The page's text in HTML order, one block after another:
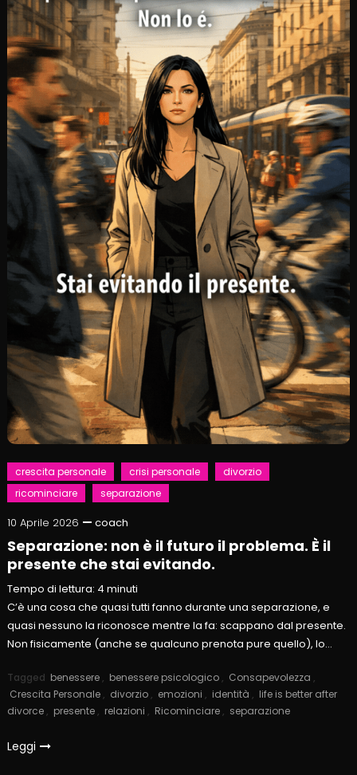
crescita personale crisi personale
divorzio
ricominciare
separazione
10 Aprile 2026 coach
Separazione: non è il futuro il problema. È il
presente che stai evitando.
Tempo di lettura: 4 minuti
C’è una cosa che quasi tutti fanno durante una separazione, e
quasi nessuno la riconosce mentre la fa: scappano dal presente.
Non fisicamente (anche se qualcuno prenota pure quello), lo…
Tagged benessere , benessere psicologico , Consapevolezza ,
Crescita Personale , divorzio , emozioni , identità , life is better after
divorce , presente , relazioni , Ricominciare , separazione
Leggi